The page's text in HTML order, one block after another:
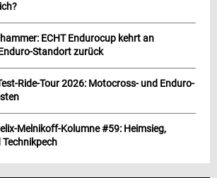
ECHT Endurocup kehrt an
Standort zurück
Ride-Tour 2026: Motocross- und Enduro-
Melnikoff-Kolumne #59: Heimsieg,